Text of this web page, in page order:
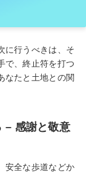
に行うべきは、そ
で、終止符を打つ
なたと土地との関
– 感謝と敬意
安全な歩道などか